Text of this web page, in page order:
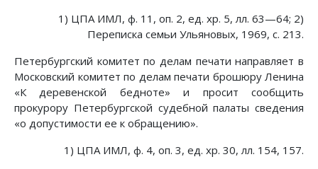
1) ЦПА ИМЛ, ф. 11, оп. 2, ед. хр. 5, лл. 63—64; 2)
Переписка семьи Ульяновых, 1969, с. 213.
Петербургский комитет по делам печати направляет в
Московский комитет по делам печати брошюру Ленина
«К деревенской бедноте» и просит сообщить
прокурору Петербургской судебной палаты сведения
«о допустимости ее к обращению».
1) ЦПА ИМЛ, ф. 4, оп. 3, ед. хр. 30, лл. 154, 157.